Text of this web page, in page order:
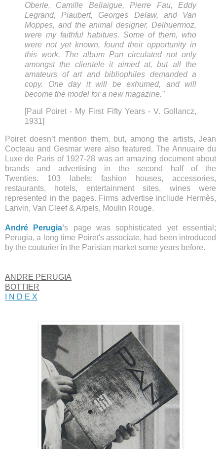
Oberle, Camille Bellaigue, Pierre Fau, Eddy
Legrand, Piaubert, Georges Delaw, and Van
Moppes, and the animal designer, Delhuermoz,
were my faithful habitues. Some of them, who
were not yet known, found their opportunity in
this work. The album Pan circulated not only
amongst the clientele it aimed at, but all the
amateurs of art and bibliophiles demanded a
copy. One day it will be exhumed, and will
become the model for a new magazine."
[Paul Poiret - My First Fifty Years - V. Gollancz,
1931]
Poiret doesn’t mention them, but, among the artists, Jean
Cocteau and Gesmar were also featured. The Annuaire du
Luxe de Paris of 1927-28 was an amazing document about
brands and advertising in the second half of the
Twenties. 103 labels: fashion houses, accessories,
restaurants, hotels, entertainment sites, wines were
represented in the pages. Firms advertise incliude Hermès,
Lanvin, Van Cleef & Arpels, Moulin Rouge.
André Perugia's page was sophisticated yet essential;
Perugia, a long time Poiret's associate, had been introduced
by the couturier in the Parisian market some years before.
ANDRE PERUGIA
BOTTIER
I N D E X